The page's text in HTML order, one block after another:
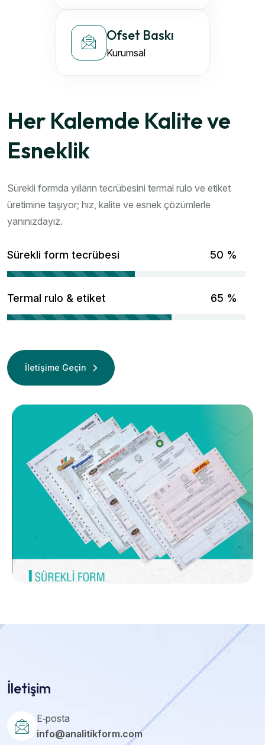
Ofset Baskı
Kurumsal
Her Kalemde Kalite ve
Esneklik
Sürekli formda yılların tecrübesini termal rulo ve etiket
üretimine taşıyor; hız, kalite ve esnek çözümlerle
yanınızdayız.
Sürekli form tecrübesi 70 %
Termal rulo & etiket 90 %
İletişime Geçin
İletişim
E‑posta
info@analitikform.com